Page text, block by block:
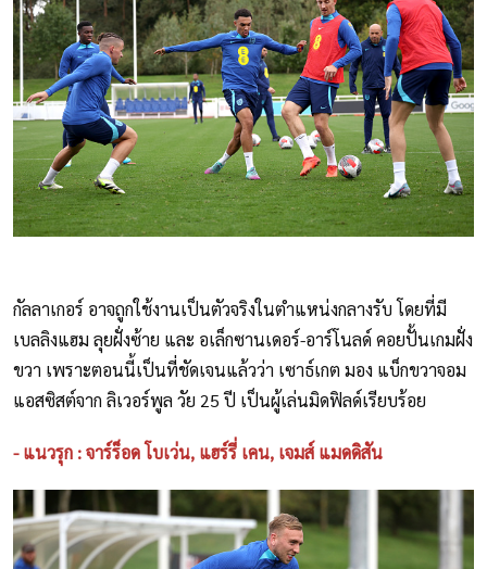
กัลลาเกอร์ อาจถูกใช้งานเป็นตัวจริงในตำแหน่งกลางรับ โดยที่มี
เบลลิงแฮม ลุยฝั่งซ้าย และ อเล็กซานเดอร์-อาร์โนลด์ คอยปั้นเกมฝั่ง
ขวา เพราะตอนนี้เป็นที่ชัดเจนแล้วว่า เซาธ์เกต มอง แบ็กขวาจอม
แอสซิสต์จาก ลิเวอร์พูล วัย 25 ปี เป็นผู้เล่นมิดฟิลด์เรียบร้อย
- แนวรุก : จาร์ร็อด โบเว่น, แฮร์รี่ เคน, เจมส์ แมดดิสัน